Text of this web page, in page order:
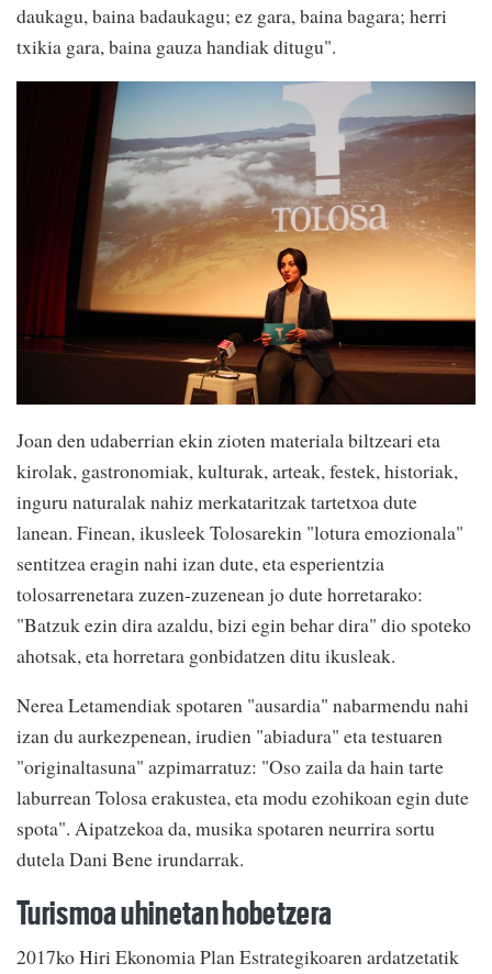
daukagu, baina badaukagu; ez gara, baina bagara; herri
txikia gara, baina gauza handiak ditugu".
Joan den udaberrian ekin zioten materiala biltzeari eta
kirolak, gastronomiak, kulturak, arteak, festek, historiak,
inguru naturalak nahiz merkataritzak tartetxoa dute
lanean. Finean, ikusleek Tolosarekin "lotura emozionala"
sentitzea eragin nahi izan dute, eta esperientzia
tolosarrenetara zuzen-zuzenean jo dute horretarako:
"Batzuk ezin dira azaldu, bizi egin behar dira" dio spoteko
ahotsak, eta horretara gonbidatzen ditu ikusleak.
Nerea Letamendiak spotaren "ausardia" nabarmendu nahi
izan du aurkezpenean, irudien "abiadura" eta testuaren
"originaltasuna" azpimarratuz: "Oso zaila da hain tarte
laburrean Tolosa erakustea, eta modu ezohikoan egin dute
spota". Aipatzekoa da, musika spotaren neurrira sortu
dutela Dani Bene irundarrak.
Turismoa uhinetan hobetzera
2017ko Hiri Ekonomia Plan Estrategikoaren ardatzetatik